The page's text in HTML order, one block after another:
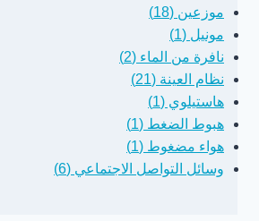
موزعين (18)
مونيل (1)
نافرة من الماء (2)
نظام العينة (21)
هاستيلوي (1)
هبوط الضغط (1)
هواء مضغوط (1)
وسائل التواصل الاجتماعي (6)